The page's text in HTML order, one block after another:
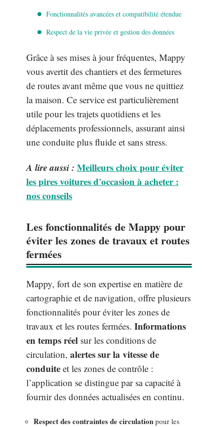
Fonctionnalités avancées et compatibilité étendue
Respect de la vie privée et gestion des données
Grâce à ses mises à jour fréquentes, Mappy
vous avertit des chantiers et des fermetures
de routes avant même que vous ne quittiez
la maison. Ce service est particulièrement
utile pour les trajets quotidiens et les
déplacements professionnels, assurant ainsi
une conduite plus fluide et sans stress.
A lire aussi : Meilleurs choix pour éviter
les pires voitures d'occasion à acheter :
nos conseils
Les fonctionnalités de Mappy pour
éviter les zones de travaux et routes
fermées
Mappy, fort de son expertise en matière de
cartographie et de navigation, offre plusieurs
fonctionnalités pour éviter les zones de
travaux et les routes fermées. Informations
en temps réel sur les conditions de
circulation, alertes sur la vitesse de
conduite et les zones de contrôle :
l’application se distingue par sa capacité à
fournir des données actualisées en continu.
Respect des contraintes de circulation pour les